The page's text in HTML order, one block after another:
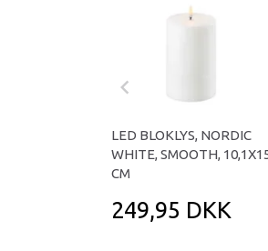
LED BLOKLYS, NORDIC
WHITE, SMOOTH,
CM
249,95 DKK